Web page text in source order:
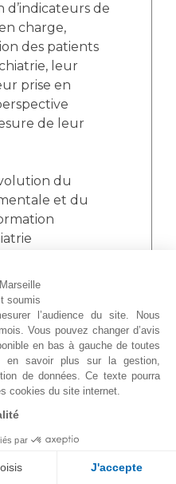
d’indicateurs de
charge,
des patients
leur
prise en
de leur
du
et du
de
avec pour
de
d’information)
conduit à
multiples
différents
(ex :
experts…).
soumis
l’audience du site. Nous
Vous pouvez changer d’avis
en bas à gauche de toutes
savoir plus sur la gestion,
de données. Ce texte pourra
cookies du site internet.
par
J'accepte